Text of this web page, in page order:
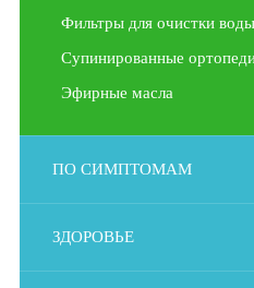
Фильтры для очистки воды
Супинированные
Эфирные масла
ПО СИМПТОМАМ
ЗДОРОВЬЕ